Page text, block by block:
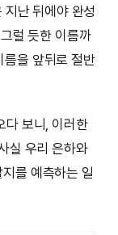
난 뒤에야 완성
럴 듯한 이름까
름을 앞뒤로 절반
다 보니, 이러한
실 우리 은하와
를 예측하는 일